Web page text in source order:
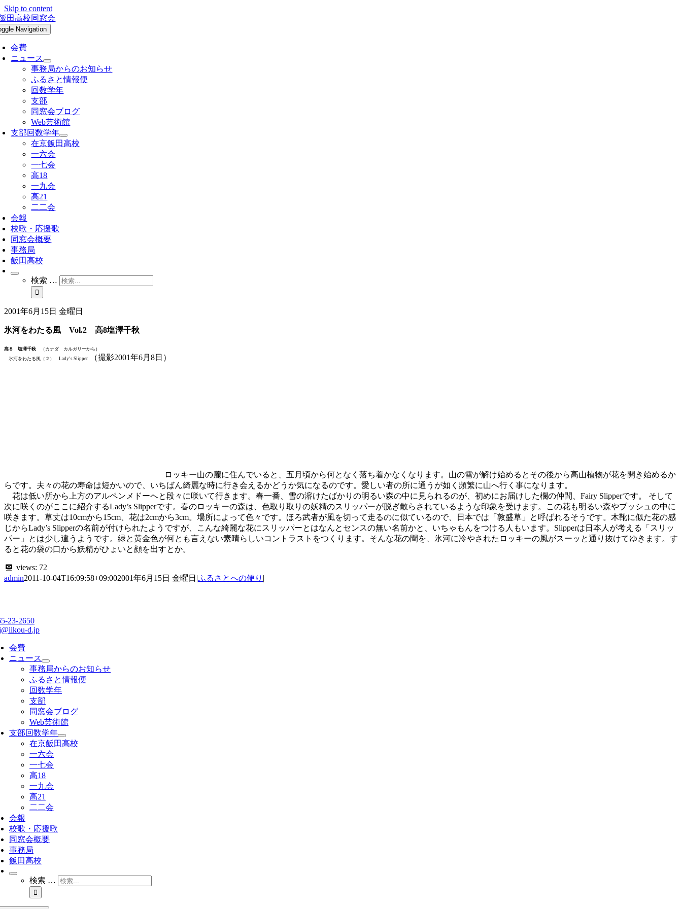
Skip to content
Navigation
会費
ニュース
事務局からのお知らせ
ふるさと情報便
回数学年
支部
同窓会ブログ
Web芸術館
支部回数学年
在京飯田高校
一六会
一七会
高18
一九会
高21
二二会
会報
校歌・応援歌
同窓会概要
事務局
飯田高校
検索 …
2001年6月15日 金曜日
氷河をわたる風 Vol.2 高8塩澤千秋
高８ 塩澤千秋
（カナダ カルガリーから）
氷河をわたる風（２） Lady’s Slipper
（撮影2001年6月8日）
ロッキー山の麓に住んでいると、五月頃から何となく落ち着かなくなります。山の雪が解け始めるとその後から高山植物が花を開き始めるか
らです。夫々の花の寿命は短かいので、いちばん綺麗な時に行き会えるかどうか気になるのです。愛しい者の所に通うが如く頻繁に山へ行く事になります。
花は低い所から上方のアルペンメドーへと段々に咲いて行きます。春一番、雪の溶けたばかりの明るい森の中に見られるのが、初めにお届けした欄の仲間、Fairy Slipperです。 そして
次に咲くのがここに紹介するLady’s Slipperです。春のロッキーの森は、色取り取りの妖精のスリッパーが脱ぎ散らされているような印象を受けます。この花も明るい森やブッシュの中に
咲きます。草丈は10cmから15cm、花は2cmから3cm。場所によって色々です。ほろ武者が風を切って走るのに似ているので、日本では「敦盛草」と呼ばれるそうです。木靴に似た花の感
じからLady’s Slipperの名前が付けられたようですが、こんな綺麗な花にスリッパーとはなんとセンスの無い名前かと、いちゃもんをつける人もいます。Slipperは日本人が考える「スリッ
パー」とは少し違うようです。緑と黄金色が何とも言えない素晴らしいコントラストをつくります。そんな花の間を、氷河に冷やされたロッキーの風がスーッと通り抜けてゆきます。す
ると花の袋の口から妖精がひょいと顔を出すとか。
views: 72
admin2011-10-04T16:09:58+09:002001年6月15日 金曜日 |ふるさとへの便り |
23-2650
d.jp
会費
ニュース
事務局からのお知らせ
ふるさと情報便
回数学年
支部
同窓会ブログ
Web芸術館
支部回数学年
在京飯田高校
一六会
一七会
高18
一九会
高21
二二会
会報
校歌・応援歌
同窓会概要
事務局
飯田高校
検索 …